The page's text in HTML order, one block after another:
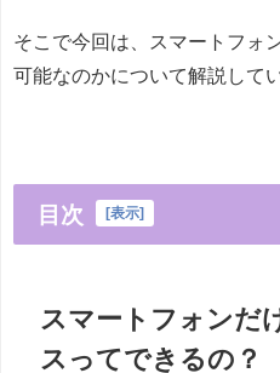
そこで今回は、スマートフォ
可能なのかについて解説して
目次 [表示]
スマートフォンだ
スってできるの？